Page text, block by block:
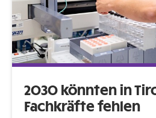
2030 könnten in
Fachkräfte fehlen